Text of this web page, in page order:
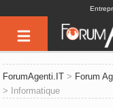
ForumAgenti.IT > Forum
> Informatique